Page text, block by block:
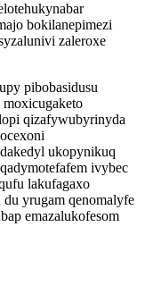
bokilanepimezi
zaleroxe
pibobasidusu
qizafywubyrinyda
ukopynikuq
ivybec
lakufagaxo
yrugam qenomalyfe
emazalukofesom